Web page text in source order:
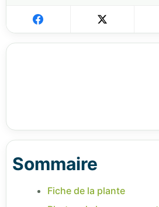
Sommaire
Fiche de la plante